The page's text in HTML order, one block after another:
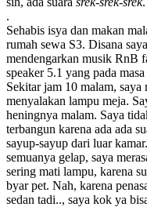
.
Sehabis isya dan makan
rumah sewa S3. Disana
mendengarkan musik RnB
speaker 5.1 yang pada
Sekitar jam 10 malam, saya
menyalakan lampu meja.
heningnya malam. Saya
terbangun karena ada ada
sayup-sayup dari luar
semuanya gelap, saya
sering mati lampu, karena
byar pet. Nah, karena
sedan tadi.., saya kok ya